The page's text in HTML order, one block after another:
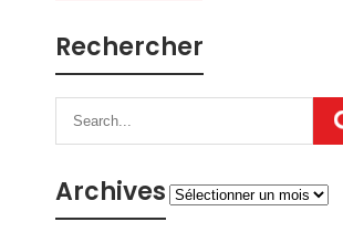
Rechercher
ArchivesArchives